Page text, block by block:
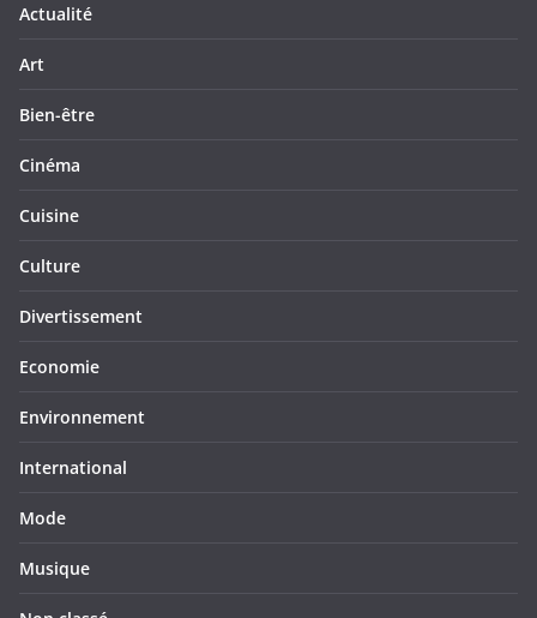
Actualité
Art
Bien-être
Cinéma
Cuisine
Culture
Divertissement
Economie
Environnement
International
Mode
Musique